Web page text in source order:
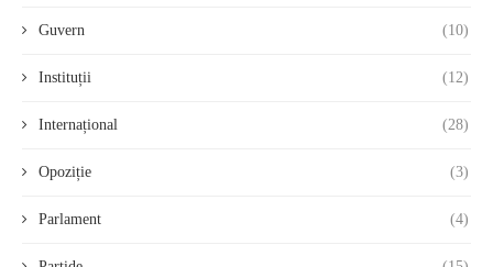
Guvern (10)
Instituții (12)
Internațional (28)
Opoziție (3)
Parlament (4)